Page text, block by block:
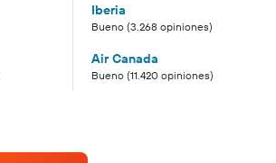
Iberia
Bueno (3.268 opiniones)
Air Canada
Bueno (11.420 opiniones)